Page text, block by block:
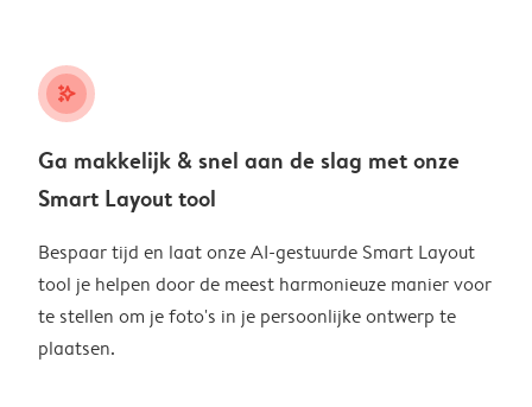
stars_plus
Ga makkelijk & snel aan de slag met onze
Smart Layout tool
Bespaar tijd en laat onze AI-gestuurde Smart Layout
tool je helpen door de meest harmonieuze manier voor
te stellen om je foto's in je persoonlijke ontwerp te
plaatsen.